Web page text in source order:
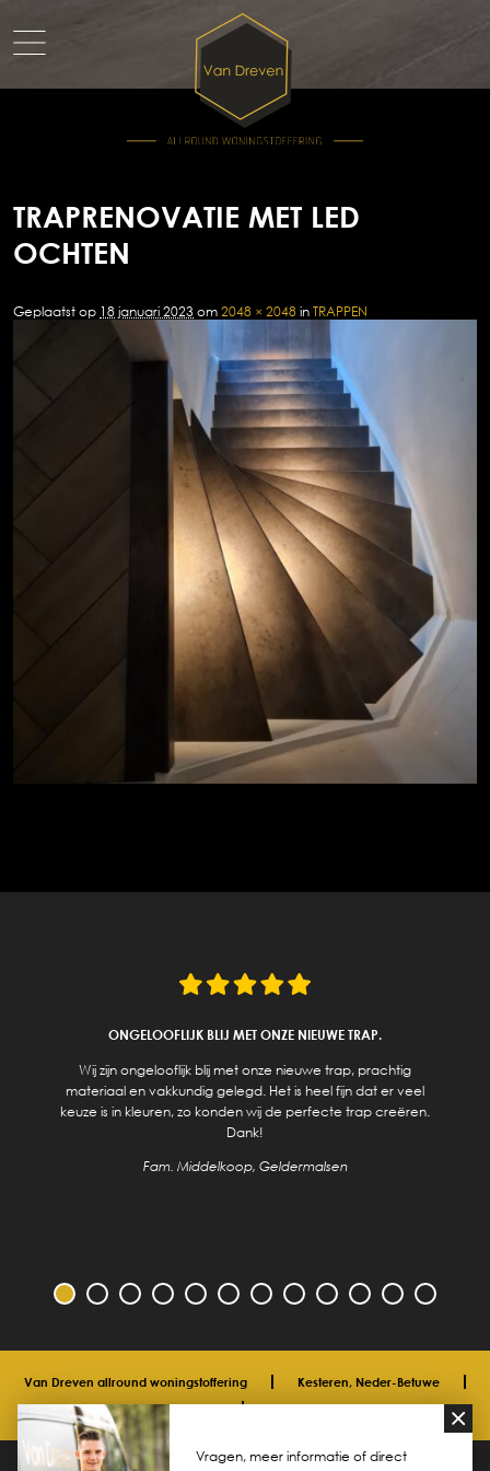
TRAPRENOVATIE MET LED
OCHTEN
Geplaatst op 18 januari 2023 om 2048 × 2048 in TRAPPEN
ONGELOOFLIJK BLIJ MET ONZE NIEUWE TRAP.
Wij zijn ongelooflijk blij met onze nieuwe trap, prachtig
materiaal en vakkundig gelegd. Het is heel fijn dat er veel
keuze is in kleuren, zo konden wij de perfecte trap creëren.
Dank!
Fam. Middelkoop, Geldermalsen
Van Dreven allround woningstoffering
Kesteren, Neder-Betuwe
06 33 40 00 91
info@vdreven.com
Vragen, meer informatie of direct